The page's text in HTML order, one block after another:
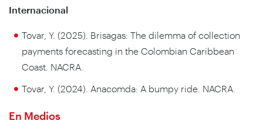
Internacional
Tovar, Y. (2025). Brisagas: The dilemma of collection
payments forecasting in the Colombian Caribbean
Coast. NACRA.
Tovar, Y. (2024). Anacomda: A bumpy ride. NACRA.
En Medios